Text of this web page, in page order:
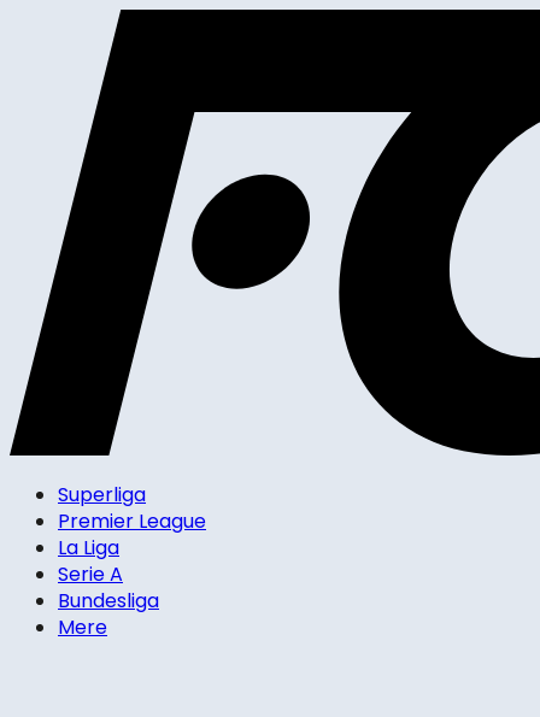
Superliga
Premier League
La Liga
Serie A
Bundesliga
Mere